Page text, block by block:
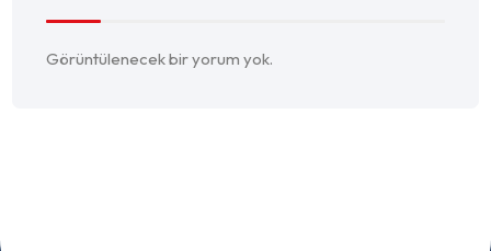
Görüntülenecek bir yorum yok.